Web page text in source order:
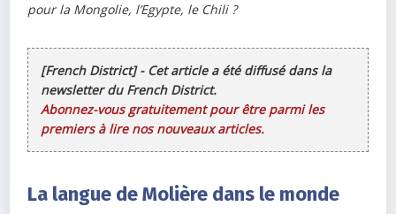
pour la Mongolie, l’Egypte, le Chili ?
[French District] - Cet article a été diffusé dans la
newsletter du French District.
Abonnez-vous gratuitement pour être parmi les
premiers à lire nos nouveaux articles.
La langue de Molière dans le monde